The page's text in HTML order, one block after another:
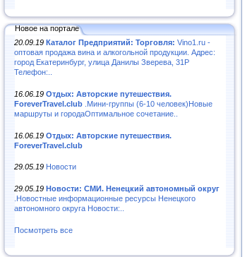
Новое на портале
20.09.19 Каталог Предприятий: Торговля: Vino1.ru -
оптовая продажа вина и алкогольной продукции. Адрес:
город Екатеринбург, улица Данилы Зверева, 31Р
Телефон:..
16.06.19 Отдых: Авторские путешествия.
ForeverTravel.club .Мини-группы (6-10 человек)Новые
маршруты и городаОптимальное сочетание..
16.06.19 Отдых: Авторские путешествия.
ForeverTravel.club
29.05.19 Новости
29.05.19 Новости: СМИ. Ненецкий автономный округ
.Новостные информационные ресурсы Ненецкого
автономного округа Новости:..
Посмотреть все